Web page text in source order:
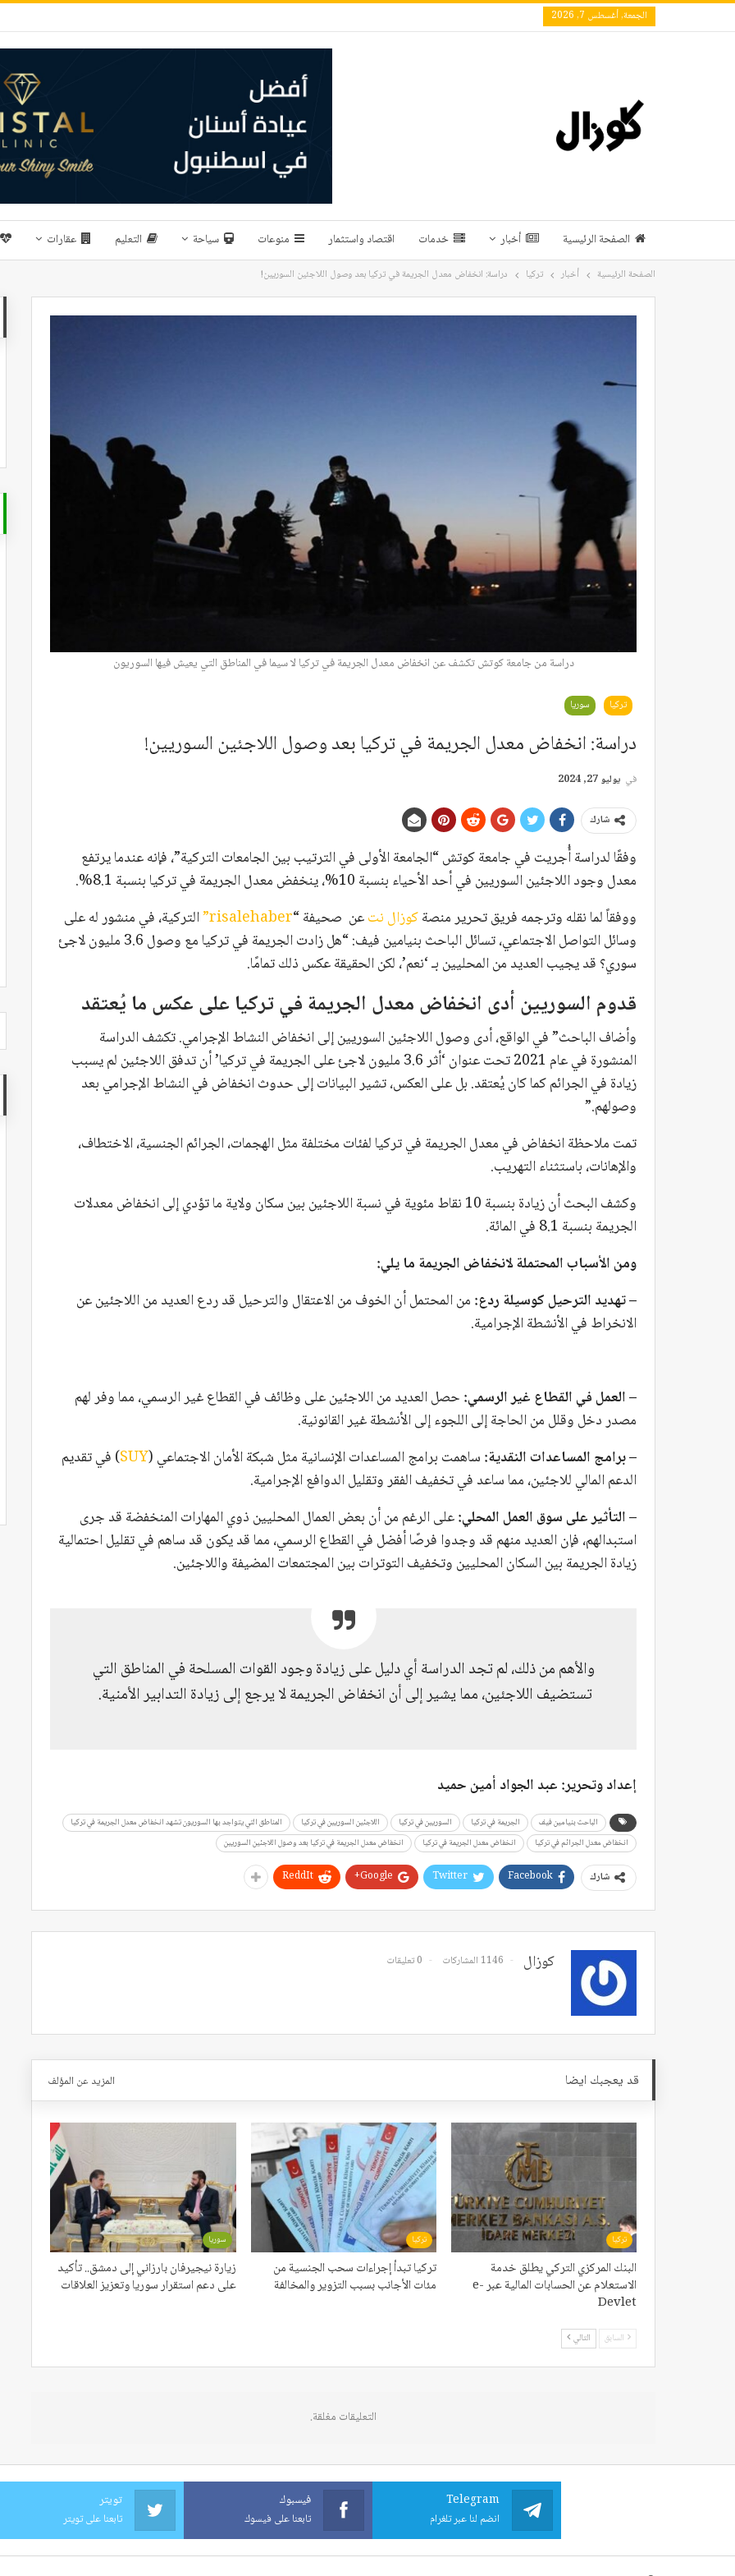
الجمعة, أغسطس 7, 2026
الصفحة الرئيسية أخبار خدمات اقتصاد واستثمار منوعات سياحة التعليم عقارات
الصفحة الرئيسية أخبار تركيا دراسة: انخفاض معدل الجريمة في تركيا بعد وصول اللاجئين السوريين!
دراسة من جامعة كوتش تكشف عن انخفاض معدل الجريمة في تركيا لا سيما في المناطق التي يعيش فيها السوريون
تركيا سوريا
دراسة: انخفاض معدل الجريمة في تركيا بعد وصول اللاجئين السوريين!
في يوليو 27, 2024
شارك
وفقًا لدراسة أُجريت في جامعة كوتش “الجامعة الأولى في الترتيب بين الجامعات التركية”، فإنه عندما يرتفع
معدل وجود اللاجئين السوريين في أحد الأحياء بنسبة 10%، ينخفض معدل الجريمة في تركيا بنسبة 8.1%.
ووفقاً لما نقله وترجمه فريق تحرير منصةكوزال نتعن صحيفة “risalehaber” التركية، في منشور له على
وسائل التواصل الاجتماعي، تسائل الباحث بنيامين فيف: “هل زادت الجريمة في تركيا مع وصول 3.6 مليون لاجئ
سوري؟ قد يجيب العديد من المحليين بـ ‘نعم’، لكن الحقيقة عكس ذلك تمامًا.
قدوم السوريين أدى انخفاض معدل الجريمة في تركيا على عكس ما يُعتقد
وأضاف الباحث” في الواقع، أدى وصول اللاجئين السوريين إلى انخفاض النشاط الإجرامي. تكشف الدراسة
المنشورة في عام 2021 تحت عنوان ‘أثر 3.6 مليون لاجئ على الجريمة في تركيا’ أن تدفق اللاجئين لم يسبب
زيادة في الجرائم كما كان يُعتقد. بل على العكس، تشير البيانات إلى حدوث انخفاض في النشاط الإجرامي بعد
وصولهم.”
تمت ملاحظة انخفاض في معدل الجريمة في تركيا لفئات مختلفة مثل الهجمات، الجرائم الجنسية، الاختطاف،
والإهانات، باستثناء التهريب.
وكشف البحث أن زيادة بنسبة 10 نقاط مئوية في نسبة اللاجئين بين سكان ولاية ما تؤدي إلى انخفاض معدلات
الجريمة بنسبة 8.1 في المائة.
ومن الأسباب المحتملة لانخفاض الجريمة ما يلي:
– تهديد الترحيل كوسيلة ردع: من المحتمل أن الخوف من الاعتقال والترحيل قد ردع العديد من اللاجئين عن
الانخراط في الأنشطة الإجرامية.
– العمل في القطاع غير الرسمي: حصل العديد من اللاجئين على وظائف في القطاع غير الرسمي، مما وفر لهم
مصدر دخل وقلل من الحاجة إلى اللجوء إلى الأنشطة غير القانونية.
– برامج المساعدات النقدية: ساهمت برامج المساعدات الإنسانية مثل شبكة الأمان الاجتماعي (SUY) في تقديم
الدعم المالي للاجئين، مما ساعد في تخفيف الفقر وتقليل الدوافع الإجرامية.
– التأثير على سوق العمل المحلي:على الرغم من أن بعض العمال المحليين ذوي المهارات المنخفضة قد جرى
استبدالهم، فإن العديد منهم قد وجدوا فرصًا أفضل في القطاع الرسمي، مما قد يكون قد ساهم في تقليل احتمالية
زيادة الجريمة بين السكان المحليين وتخفيف التوترات بين المجتمعات المضيفة واللاجئين.
والأهم من ذلك، لم تجد الدراسة أي دليل على زيادة وجود القوات المسلحة في المناطق التي
تستضيف اللاجئين، مما يشير إلى أن انخفاض الجريمة لا يرجع إلى زيادة التدابير الأمنية.
إعداد وتحرير: عبد الجواد أمين حميد
الباحث بنيامين فيف الجريمة في تركيا السوريين في تركيا اللاجئين السوريين في تركيا
المناطق التي يتواجد بها السوريون تشهد انخفاض معدل الجريمة في تركيا
انخفاض معدل الجرائم في تركيا
انخفاض معدل الجريمة في تركيا انخفاض معدل الجريمة في تركيا بعد وصول اللاجئين السوريين
شارك Facebook
Twitter
Google+
ReddIt
كوزال 1146 المشاركات 0 تعليقات
قد يعجبك ايضا المزيد عن المؤلف
تركيا
البنك المركزي التركي يطلق خدمة
الاستعلام عن الحسابات المالية عبر e-
Devlet
تركيا
تركيا تبدأ إجراءات سحب الجنسية من
مئات الأجانب بسبب التزوير والمخالفة
سوريا
زيارة نيجيرفان بارزاني إلى دمشق.. تأكيد
على دعم استقرار سوريا وتعزيز العلاقات
السابق التالي
التعليقات مغلقة.
Telegram
انضم لنا عبر تلغرام
فيسبوك
تابعنا على فيسوك
تويتر
تابعنا على تويتر